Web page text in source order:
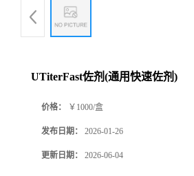
UTiterFast佐剂(通用快速佐剂)
价格： ￥1000/盒
发布日期： 2026-01-26
更新日期： 2026-06-04